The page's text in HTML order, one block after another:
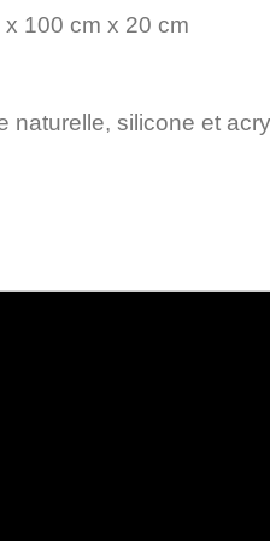
100 cm x 20 cm
naturelle, silicone et